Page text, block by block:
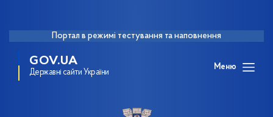
Портал в режимі тестування та наповнення
GOV.UA
Державні сайти України
Меню